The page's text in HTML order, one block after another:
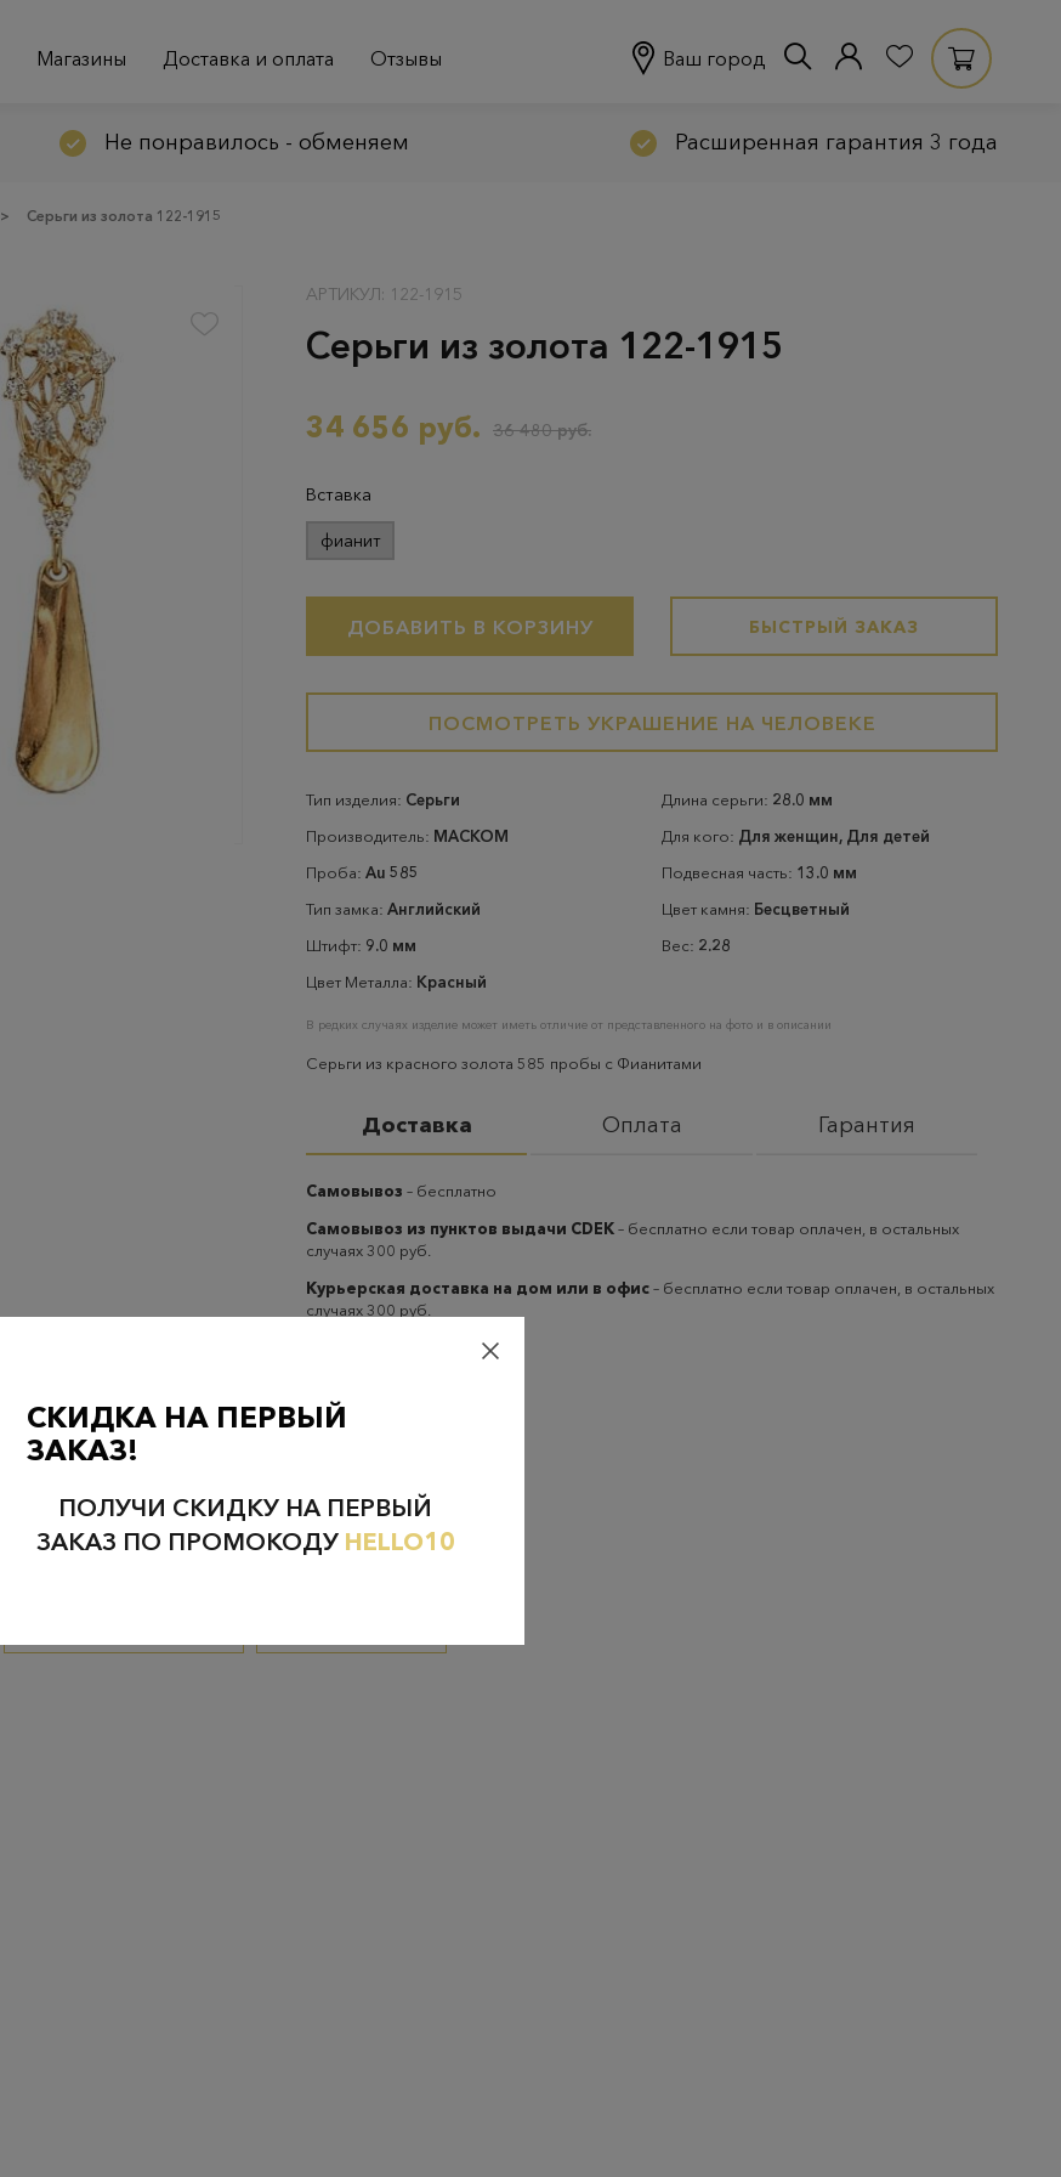
Магазины Доставка и оплата Отзывы Ваш город
Не понравилось - обменяем Расширенная гарантия 3 года
> Серьги из золота 122-1915
АРТИКУЛ: 122-1915
Серьги из золота 122-1915
34 656 руб. 36 480 руб.
Вставка
фианит
ДОБАВИТЬ В КОРЗИНУ БЫСТРЫЙ ЗАКАЗ
ПОСМОТРЕТЬ УКРАШЕНИЕ НА ЧЕЛОВЕКЕ
Тип изделия: Серьги
Производитель: МАСКОМ
Проба: Au 585
Тип замка: Английский
Штифт: 9.0 мм
Цвет Металла: Красный
Длина серьги: 28.0 мм
Для кого: Для женщин, Для детей
Подвесная часть: 13.0 мм
Цвет камня: Бесцветный
Вес: 2.28
В редких случаях изделие может иметь отличие от представленного на фото и в описании
Серьги из красного золота 585 пробы с Фианитами
Доставка Оплата Гарантия
Самовывоз – бесплатно
Самовывоз из пунктов выдачи CDEK– бесплатно если товар оплачен, в остальных
случаях 300 руб.
Курьерская доставка на дом или в офис– бесплатно если товар оплачен, в остальных
случаях 300 руб.
Проверьте наличие в магазинах
СКИДКА НА ПЕРВЫЙ
ЗАКАЗ!
ПОЛУЧИ СКИДКУ НА ПЕРВЫЙ
ЗАКАЗ ПО ПРОМОКОДУ HELLO10